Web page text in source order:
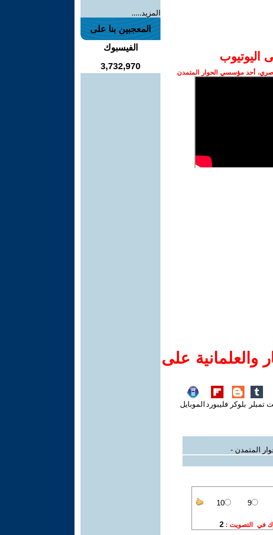
اليوتيوب
أحد مؤسسي الحوار المتمدن
والعلمانية على
تمبلر بلوكر فليبورد الموبايل
المتمدن -
المزيد.....
المعجبين بنا على
الفيسبوك
3,732,970